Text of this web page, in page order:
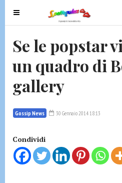
T
o
g
e
n
a
v
i
a
t
Se le popstar
un quadro di
gallery
Gossip News 30 Gennaio 2014 18:13
Condividi